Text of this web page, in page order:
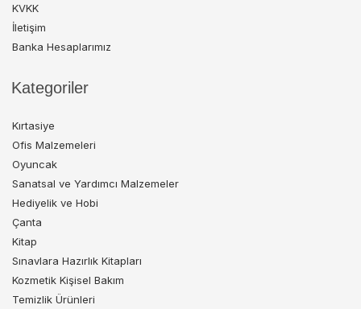
KVKK
İletişim
Banka Hesaplarımız
Kategoriler
Kırtasiye
Ofis Malzemeleri
Oyuncak
Sanatsal ve Yardımcı Malzemeler
Hediyelik ve Hobi
Çanta
Kitap
Sınavlara Hazırlık Kitapları
Kozmetik Kişisel Bakım
Temizlik Ürünleri